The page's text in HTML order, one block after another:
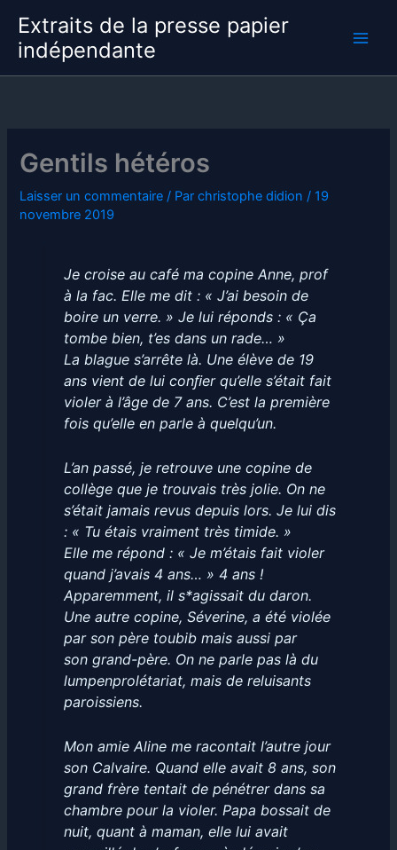
contenu
Extraits de la presse papier
indépendante
Gentils hétéros
Laisser un commentaire / Parchristophe didion / 19
novembre 2019
Je croise au café ma copine Anne, prof
à la fac. Elle me dit : « J’ai besoin de
boire un verre. » Je lui réponds : « Ça
tombe bien, t’es dans un rade… »
La blague s’arrête là. Une élève de 19
ans vient de lui conﬁer qu’elle s’était fait
violer à l’âge de 7 ans. C’est la première
fois qu’elle en parle à quelqu’un.
L’an passé, je retrouve une copine de
collège que je trouvais très jolie. On ne
s’était jamais revus depuis lors. Je lui dis
: « Tu étais vraiment très timide. »
Elle me répond : « Je m’étais fait violer
quand j’avais 4 ans… » 4 ans !
Apparemment, il s*agissait du daron.
Une autre copine, Séverine, a été violée
par son père toubib mais aussi par
son grand-père. On ne parle pas là du
lumpenprolétariat, mais de reluisants
paroissiens.
Mon amie Aline me racontait l’autre jour
son Calvaire. Quand elle avait 8 ans, son
grand frère tentait de pénétrer dans sa
chambre pour la violer. Papa bossait de
nuit, quant à maman, elle lui avait